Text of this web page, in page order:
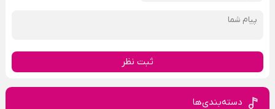
ثبت نظر
دسته‌بندی‌ها